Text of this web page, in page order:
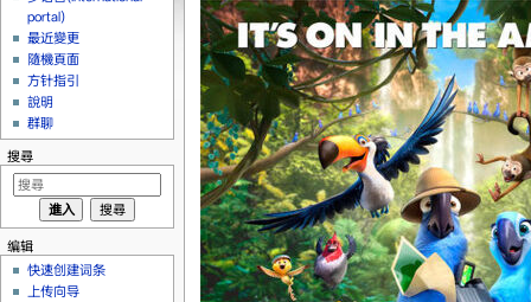
portal)
最近變更
隨機頁面
方针指引
說明
群聊
搜尋
编辑
快速创建词条
上传向导